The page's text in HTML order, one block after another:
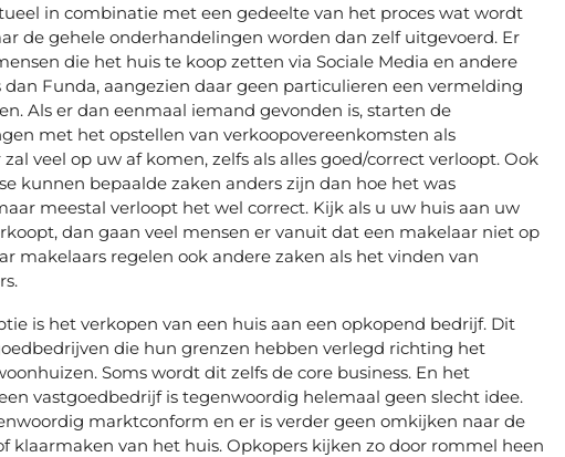
in combinatie met een gedeelte van het proces wat wordt
de gehele onderhandelingen worden dan zelf uitgevoerd. Er
die het huis te koop zetten via Sociale Media en andere
dan Funda, aangezien daar geen particulieren een vermelding
Als er dan eenmaal iemand gevonden is, starten de
met het opstellen van verkoopovereenkomsten als
zal veel op uw af komen, zelfs als alles goed/correct verloopt. Ook
kunnen bepaalde zaken anders zijn dan hoe het was
meestal verloopt het wel correct. Kijk als u uw huis aan uw
dan gaan veel mensen er vanuit dat een makelaar niet op
makelaars regelen ook andere zaken als het vinden van
is het verkopen van een huis aan een opkopend bedrijf. Dit
die hun grenzen hebben verlegd richting het
Soms wordt dit zelfs de core business. En het
vastgoedbedrijf is tegenwoordig helemaal geen slecht idee.
marktconform en er is verder geen omkijken naar de
klaarmaken van het huis. Opkopers kijken zo door rommel heen